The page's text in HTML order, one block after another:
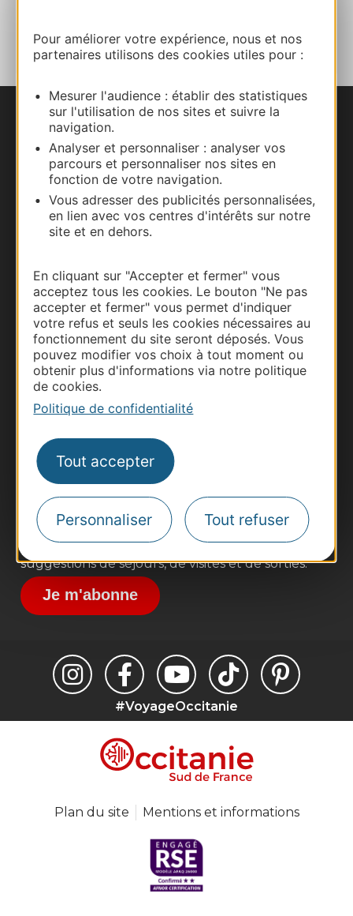
Pour améliorer votre expérience, nous et nos
partenaires utilisons des cookies utiles pour :
Mesurer l'audience : établir des statistiques
sur l'utilisation de nos sites et suivre la
navigation.
Analyser et personnaliser : analyser vos
parcours et personnaliser nos sites en
fonction de votre navigation.
Vous adresser des publicités personnalisées,
en lien avec vos centres d'intérêts sur notre
site et en dehors.
En cliquant sur "Accepter et fermer" vous
acceptez tous les cookies. Le bouton "Ne pas
accepter et fermer" vous permet d'indiquer
votre refus et seuls les cookies nécessaires au
fonctionnement du site seront déposés. Vous
pouvez modifier vos choix à tout moment ou
obtenir plus d'informations via notre politique
de cookies.
Politique de confidentialité
Tout accepter
Personnaliser Tout refuser
Nous contacter
Carte interactive
Documentation
Thermalisme
Business/Mice
Pros d'Occitanie
Site presse et d'influence
Voyagistes
Destination Sport
Inscrivez-vous à la lettre d'information
Destination Occitanie pour recevoir des
suggestions de séjours, de visites et de sorties.
Je m'abonne
#VoyageOccitanie
Plan du site Mentions et informations